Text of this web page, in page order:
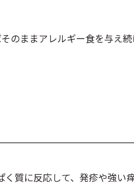
のままアレルギー食を与え
質に反応して、発疹や強い